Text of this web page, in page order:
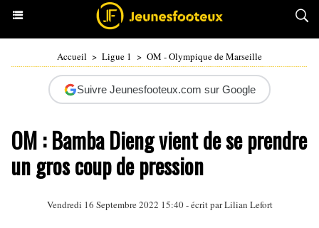
Accueil > Ligue 1 > OM - Olympique de Marseille
Suivre Jeunesfooteux.com sur Google
OM : Bamba Dieng vient de se prendre
un gros coup de pression
Vendredi 16 Septembre 2022 15:40 - écrit parLilian Lefort